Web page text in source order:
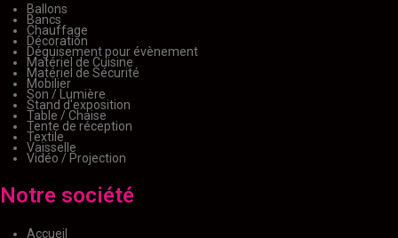
Ballons
Bancs
Chauffage
Décoration
Déguisement pour évènement
Matériel de Cuisine
Matériel de Sécurité
Mobilier
Son / Lumière
Stand d'exposition
Table / Chaise
Tente de réception
Textile
Vaisselle
Vidéo / Projection
Notre société
Accueil